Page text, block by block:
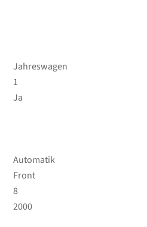
Jahreswagen
1
Ja
Automatik
Front
8
2000